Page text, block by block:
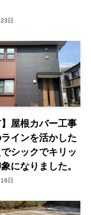
日
】屋根カバー工事
インを活かした
シックでキリッ
になりました。
日